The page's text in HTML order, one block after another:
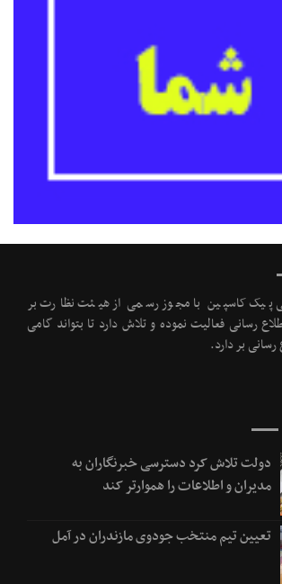
پیک کاسپین با مجوز رسمی از هیئت نظارت بر
رسانی فعالیت نموده و تلاش دارد تا بتواند گامی
بر دارد.
دولت تلاش کرد دسترسی خبرنگاران به
مدیران و اطلاعات را هموارتر کند
تعیین تیم منتخب جودوی مازندران در آمل